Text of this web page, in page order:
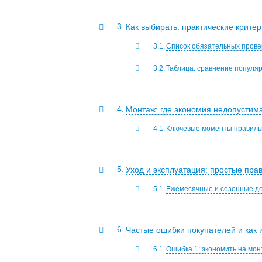
Как выбирать: практические
Список обязательных
Таблица: сравнение
Монтаж: где экономия
Ключевые моменты
Уход и эксплуатация: простые
Ежемесячные и сезонные
Частые ошибки покупателей и как
Ошибка 1: экономить на